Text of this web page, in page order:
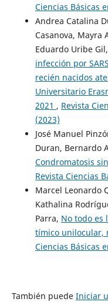
Ciencias Básicas
Andrea Catalina
Casanova, Mayra
Eduardo Uribe Gil,
infección por
recién nacidos
Universitario
2021 , Revista
(2023)
José Manuel
Duran, Bernardo
Condromatosis
Revista Ciencias
Marcel Leonardo
Kathalina
Parra, No todo es
tímico unilocular,
Ciencias Básicas
También puede Iniciar